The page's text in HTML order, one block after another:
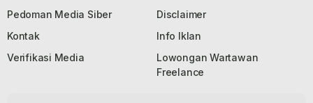
Pedoman Media Siber
Disclaimer
Kontak
Info Iklan
Verifikasi Media
Lowongan Wartawan
Freelance